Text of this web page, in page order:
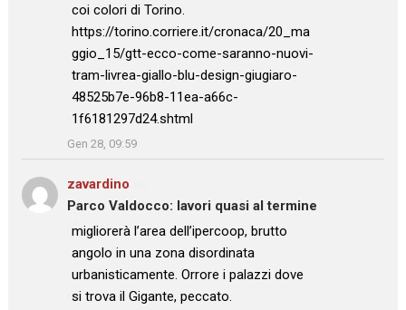
coi colori di Torino.
https://torino.corriere.it/cronaca/20_ma
ggio_15/gtt-ecco-come-saranno-nuovi-
tram-livrea-giallo-blu-design-giugiaro-
48525b7e-96b8-11ea-a66c-
1f6181297d24.shtml
Gen 28, 09:59
zavardino
Parco Valdocco: lavori quasi al termine
: “
migliorerà l’area dell’ipercoop, brutto
angolo in una zona disordinata
urbanisticamente. Orrore i palazzi dove
si trova il Gigante, peccato.
”